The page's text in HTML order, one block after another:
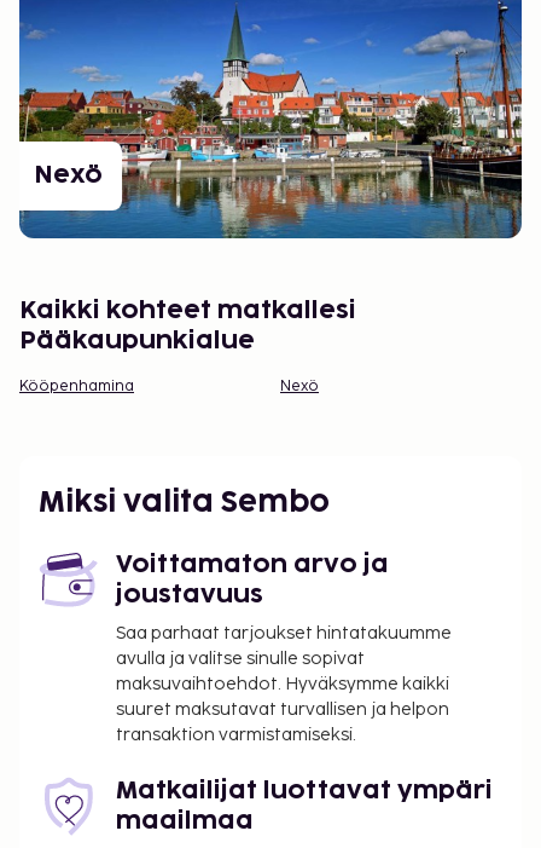
Nexö
Kaikki kohteet matkallesi
Pääkaupunkialue
Kööpenhamina Nexö
Miksi valita Sembo
Voittamaton arvo ja
joustavuus
Saa parhaat tarjoukset hintatakuumme
avulla ja valitse sinulle sopivat
maksuvaihtoehdot. Hyväksymme kaikki
suuret maksutavat turvallisen ja helpon
transaktion varmistamiseksi.
Matkailijat luottavat ympäri
maailmaa